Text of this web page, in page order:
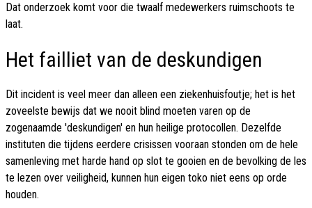
Dat onderzoek komt voor die twaalf medewerkers ruimschoots te
laat.
Het failliet van de deskundigen
Dit incident is veel meer dan alleen een ziekenhuisfoutje; het is het
zoveelste bewijs dat we nooit blind moeten varen op de
zogenaamde 'deskundigen' en hun heilige protocollen. Dezelfde
instituten die tijdens eerdere crisissen vooraan stonden om de hele
samenleving met harde hand op slot te gooien en de bevolking de les
te lezen over veiligheid, kunnen hun eigen toko niet eens op orde
houden.